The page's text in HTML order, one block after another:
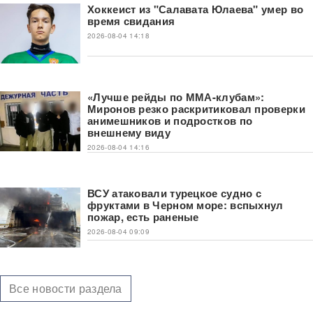
Хоккеист из "Салавата Юлаева" умер во
время свидания
2026-08-04 14:18
«Лучше рейды по ММА-клубам»:
Миронов резко раскритиковал проверки
анимешников и подростков по
внешнему виду
2026-08-04 14:16
ВСУ атаковали турецкое судно с
фруктами в Черном море: вспыхнул
пожар, есть раненые
2026-08-04 09:09
Все новости раздела